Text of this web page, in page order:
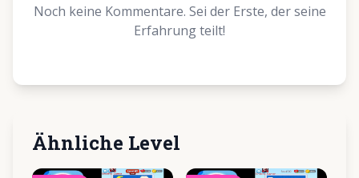
Noch keine Kommentare. Sei der Erste, der seine
Erfahrung teilt!
Ähnliche Level